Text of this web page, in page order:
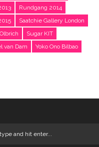
Rundgang 2014
Saatchie Gallery London
Sugar KIT
van Dam
Yoko Ono Bilbao